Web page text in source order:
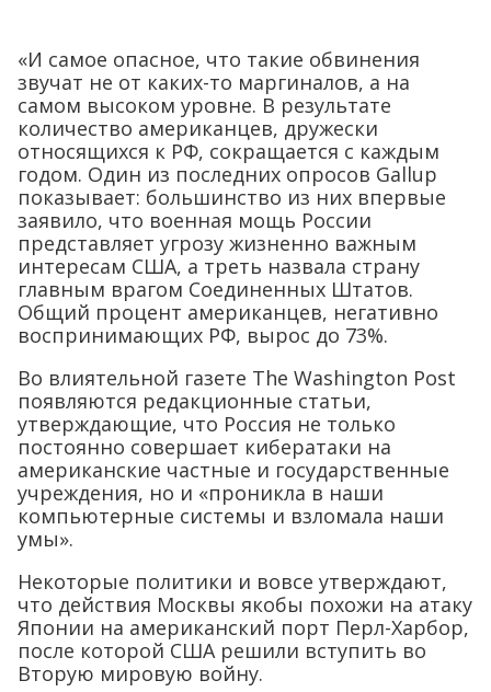
«И самое опасное, что такие обвинения
звучат не от каких-то маргиналов, а на
самом высоком уровне. В результате
количество американцев, дружески
относящихся к РФ, сокращается с каждым
годом. Один из последних опросов Gallup
показывает: большинство из них впервые
заявило, что военная мощь России
представляет угрозу жизненно важным
интересам США, а треть назвала страну
главным врагом Соединенных Штатов.
Общий процент американцев, негативно
воспринимающих РФ, вырос до 73%.
Во влиятельной газете The Washington Post
появляются редакционные статьи,
утверждающие, что Россия не только
постоянно совершает кибератаки на
американские частные и государственные
учреждения, но и «проникла в наши
компьютерные системы и взломала наши
умы».
Некоторые политики и вовсе утверждают,
что действия Москвы якобы похожи на атаку
Японии на американский порт Перл-Харбор,
после которой США решили вступить во
Вторую мировую войну.